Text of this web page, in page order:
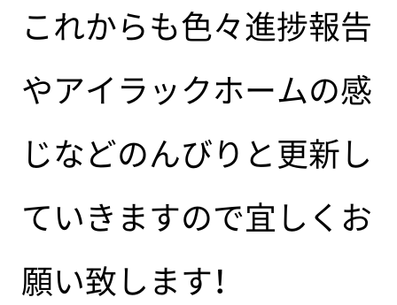
これからも色々進捗報告
やアイラックホームの感
じなどのんびりと更新し
ていきますので宜しくお
願い致します！